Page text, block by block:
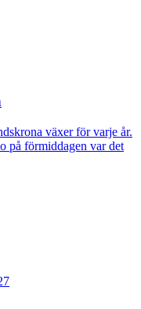
växer för varje år.
på förmiddagen var det